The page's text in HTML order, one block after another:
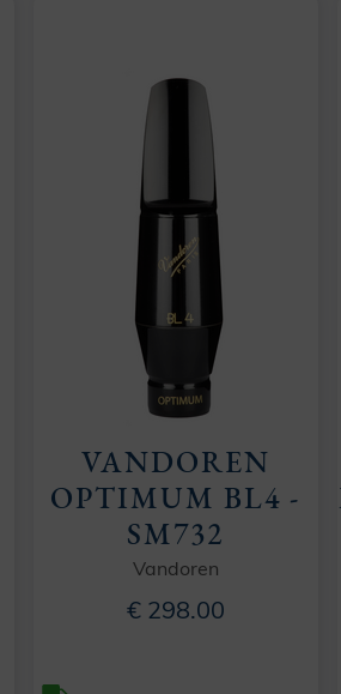
VANDOREN
OPTIMUM BL4 -
SM732
Vandoren
€ 298.00